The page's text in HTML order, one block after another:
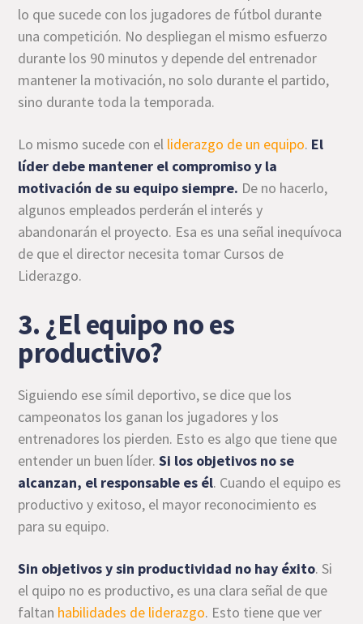
lo que sucede con los jugadores de fútbol durante
una competición. No despliegan el mismo esfuerzo
durante los 90 minutos y depende del entrenador
mantener la motivación, no solo durante el partido,
sino durante toda la temporada.
Lo mismo sucede con el liderazgo de un equipo. El
líder debe mantener el compromiso y la
motivación de su equipo siempre. De no hacerlo,
algunos empleados perderán el interés y
abandonarán el proyecto. Esa es una señal inequívoca
de que el director necesita tomar Cursos de
Liderazgo.
3. ¿El equipo no es
productivo?
Siguiendo ese símil deportivo, se dice que los
campeonatos los ganan los jugadores y los
entrenadores los pierden. Esto es algo que tiene que
entender un buen líder.Si los objetivos no se
alcanzan, el responsable es él. Cuando el equipo es
productivo y exitoso, el mayor reconocimiento es
para su equipo.
Sin objetivos y sin productividad no hay éxito. Si
el quipo no es productivo, es una clara señal de que
faltan habilidades de liderazgo. Esto tiene que ver